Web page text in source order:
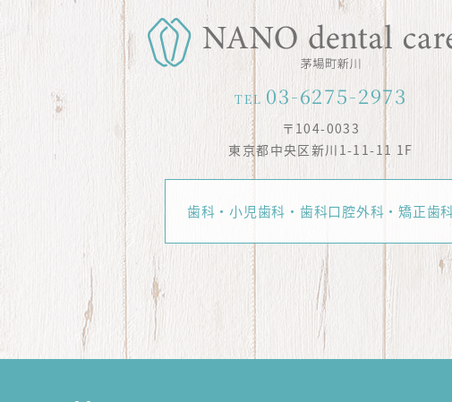
TEL 03-6275-2973
〒104-0033
東京都中央区新川1-11-11 1F
歯科・小児歯科・歯科口腔外科・矯正歯